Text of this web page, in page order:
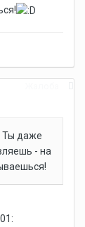
Ты даже
- на